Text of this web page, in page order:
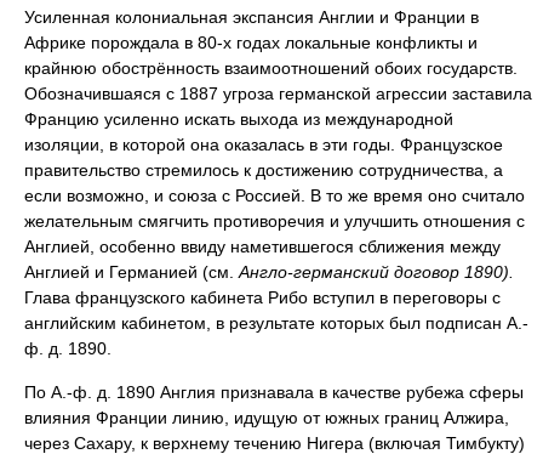
Усиленная колониальная экспансия Англии и Франции в
Африке порождала в 80-х годах локальные конфликты и
крайнюю обострённость взаимоотношений обоих государств.
Обозначившаяся с 1887 угроза германской агрессии заставила
Францию усиленно искать выхода из международной
изоляции, в которой она оказалась в эти годы. Французское
правительство стремилось к достижению сотрудничества, а
если возможно, и союза с Россией. В то же время оно считало
желательным смягчить противоречия и улучшить отношения с
Англией, особенно ввиду наметившегося сближения между
Англией и Германией (см. Англо-германский договор 1890).
Глава французского кабинета Рибо вступил в переговоры с
английским кабинетом, в результате которых был подписан А.-
ф. д. 1890.
По А.-ф. д. 1890 Англия признавала в качестве рубежа сферы
влияния Франции линию, идущую от южных границ Алжира,
через Сахару, к верхнему течению Нигера (включая Тимбукту)